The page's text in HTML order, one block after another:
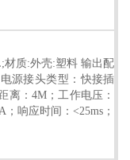
材质:外壳:塑料 输出配
源接头类型：快接插
离：4M；工作电压：
响应时间：<25ms；